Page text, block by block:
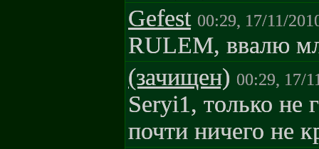
Gefest 00:29, 17/11/
RULEM, ввалю
(зачищен) 00:29, 17/
Seryi1, только не
почти ничего не